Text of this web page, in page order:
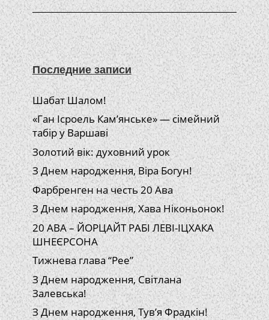
Последние записи
Шабат Шалом!
«Ган Ісроель Кам’янське» — сімейний
табір у Варшаві
Золотий вік: духовний урок
З Днем народження, Віра Богун!
Фарбренген на честь 20 Ава
З Днем народження, Хава Ніконьонок!
20 АВА – ЙОРЦАЙТ РАБІ ЛЕВІ-ІЦХАКА
ШНЕЄРСОНА
Тижнева глава “Рее”
З Днем народження, Світлана
Залевська!
З Днем народження, Тув’я Фрадкін!